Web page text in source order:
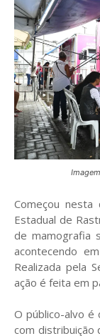
Começou
Estadual de
de mamografia
acontecendo
Realizada pela
ação é feita em
O público-alvo é
com distribuição